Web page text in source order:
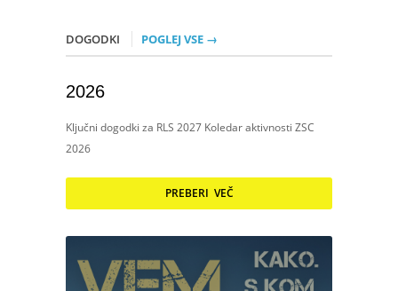
DOGODKI POGLEJ VSE →
2026
Ključni dogodki za RLS 2027 Koledar aktivnosti ZSC
2026
PREBERI VEČ